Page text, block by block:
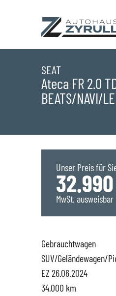
Startseite
Standorte
Saarwellingen
St. Wendel
Hüttigweiler
Marken
Übersicht
SEAT
CUPRA
Service
Gewerbekunden
Probefahrt
SEAT
Ateca FR 2.0
BEATS/NAVI/
Unser Preis für
MwSt. ausweisbar
Gebrauchtwagen
SUV/Geländewagen/
EZ 26.06.2024
34.000 km